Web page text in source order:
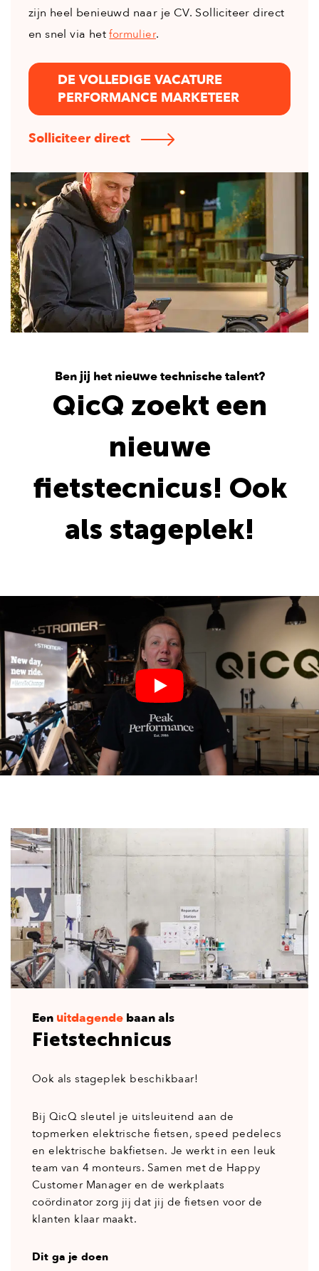
zijn heel benieuwd naar je CV. Solliciteer direct
en snel via hetformulier.
DE VOLLEDIGE VACATURE
PERFORMANCE MARKETEER
Solliciteer direct
Ben jij het nieuwe technische talent?
QicQ zoekt een
nieuwe
fietstecnicus! Ook
als stageplek!
Een uitdagende baan als
Fietstechnicus
Ook als stageplek beschikbaar!
Bij QicQ sleutel je uitsleuitend aan de
topmerken elektrische fietsen, speed pedelecs
en elektrische bakfietsen. Je werkt in een leuk
team van 4 monteurs. Samen met de Happy
Customer Manager en de werkplaats
coördinator zorg jij dat jij de fietsen voor de
klanten klaar maakt.
Dit ga je doen